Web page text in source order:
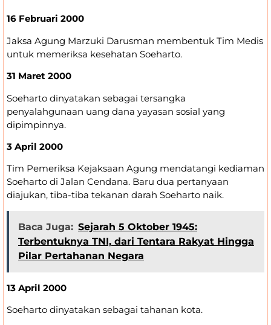
16 Februari 2000
Jaksa Agung Marzuki Darusman membentuk Tim Medis
untuk memeriksa kesehatan Soeharto.
31 Maret 2000
Soeharto dinyatakan sebagai tersangka
penyalahgunaan uang dana yayasan sosial yang
dipimpinnya.
3 April 2000
Tim Pemeriksa Kejaksaan Agung mendatangi kediaman
Soeharto di Jalan Cendana. Baru dua pertanyaan
diajukan, tiba-tiba tekanan darah Soeharto naik.
Baca Juga: Sejarah 5 Oktober 1945:
Terbentuknya TNI, dari Tentara Rakyat Hingga
Pilar Pertahanan Negara
13 April 2000
Soeharto dinyatakan sebagai tahanan kota.